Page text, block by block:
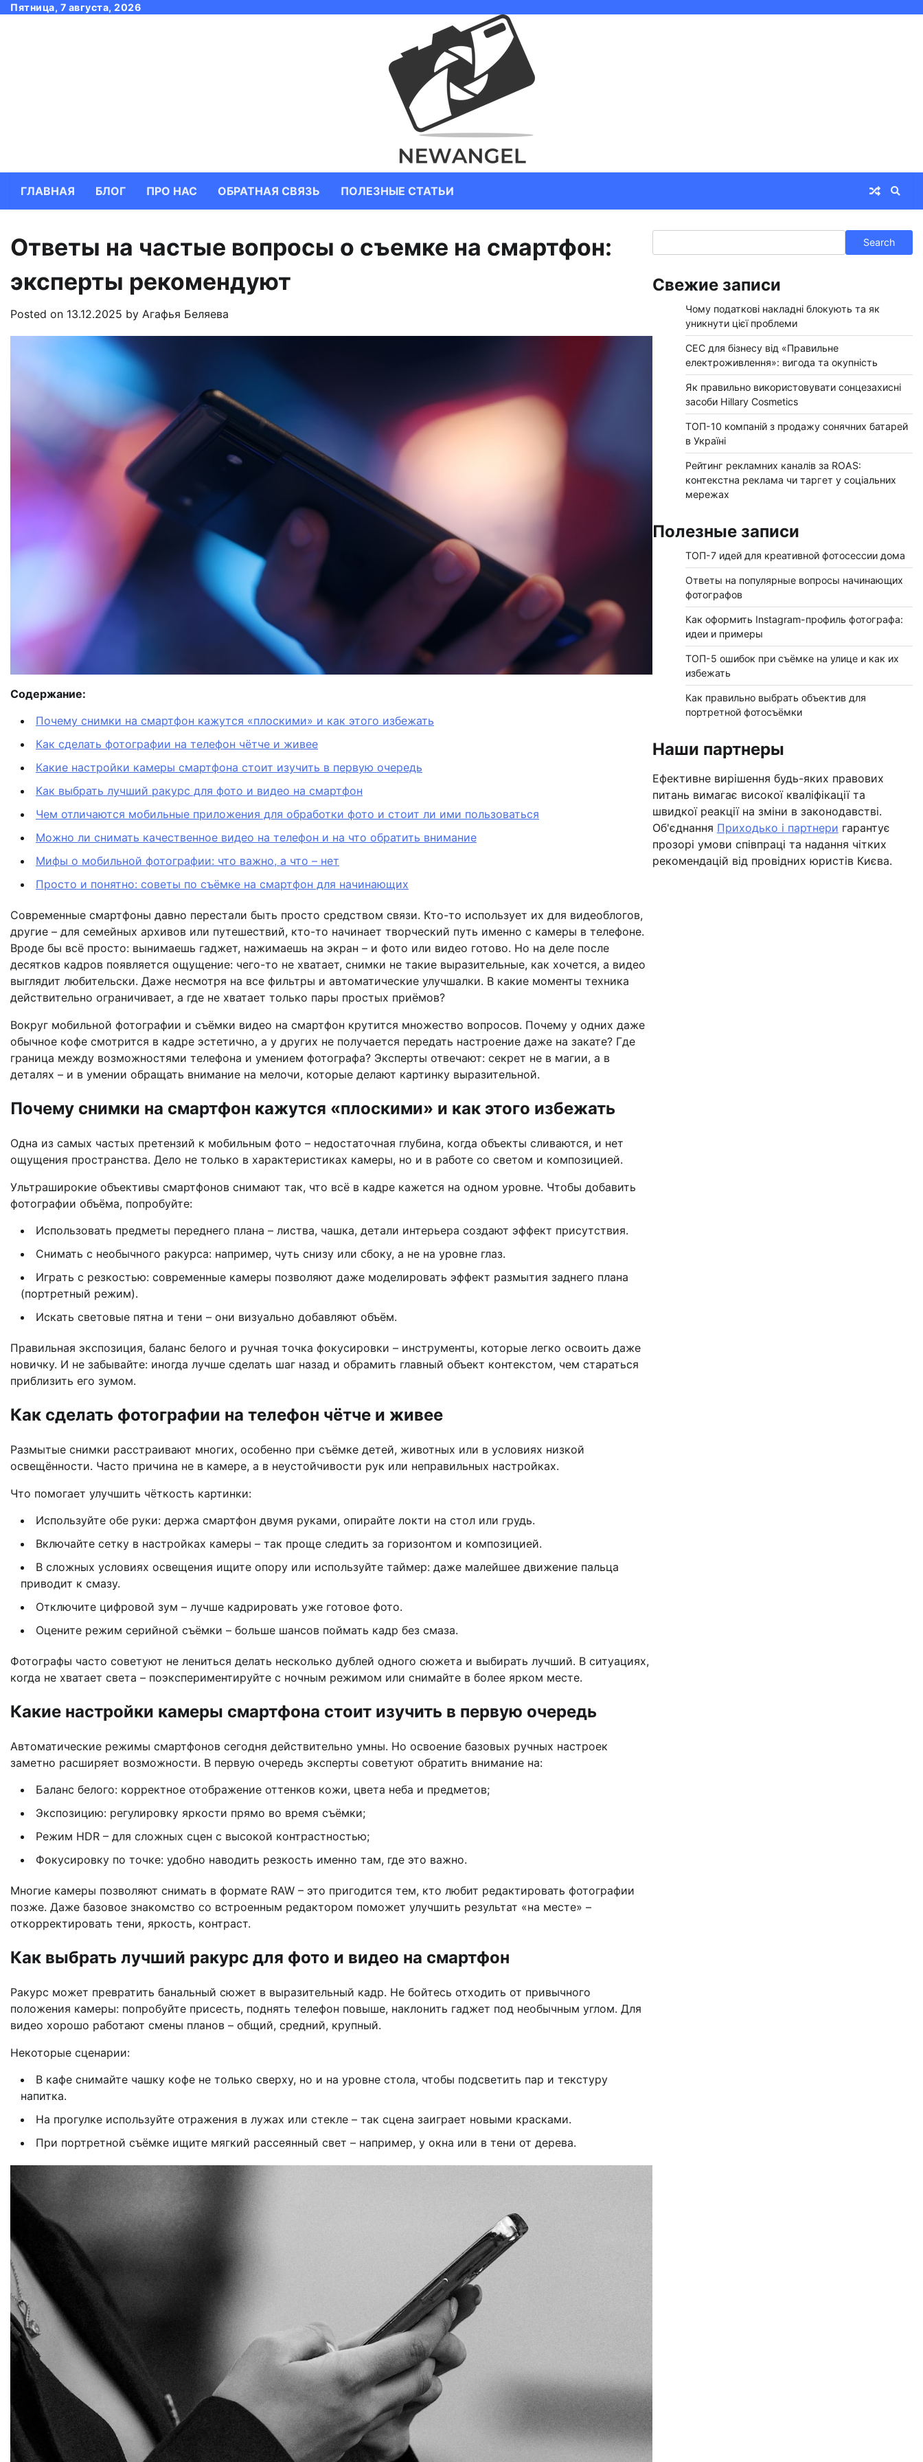
SkipПятница, 7 августа, 2026
ГЛАВНАЯ БЛОГ ПРО НАС ОБРАТНАЯ СВЯЗЬ ПОЛЕЗНЫЕ СТАТЬИ
Ответы на частые вопросы о съемке на смартфон:
эксперты рекомендуют
Posted on 13.12.2025 by Агафья Беляева
Содержание:
Почему снимки на смартфон кажутся «плоскими» и как этого избежать
Как сделать фотографии на телефон чётче и живее
Какие настройки камеры смартфона стоит изучить в первую очередь
Как выбрать лучший ракурс для фото и видео на смартфон
Чем отличаются мобильные приложения для обработки фото и стоит ли ими пользоваться
Можно ли снимать качественное видео на телефон и на что обратить внимание
Мифы о мобильной фотографии: что важно, а что – нет
Просто и понятно: советы по съёмке на смартфон для начинающих
Современные смартфоны давно перестали быть просто средством связи. Кто-то использует их для видеоблогов,
другие – для семейных архивов или путешествий, кто-то начинает творческий путь именно с камеры в телефоне.
Вроде бы всё просто: вынимаешь гаджет, нажимаешь на экран – и фото или видео готово. Но на деле после
десятков кадров появляется ощущение: чего-то не хватает, снимки не такие выразительные, как хочется, а видео
выглядит любительски. Даже несмотря на все фильтры и автоматические улучшалки. В какие моменты техника
действительно ограничивает, а где не хватает только пары простых приёмов?
Вокруг мобильной фотографии и съёмки видео на смартфон крутится множество вопросов. Почему у одних даже
обычное кофе смотрится в кадре эстетично, а у других не получается передать настроение даже на закате? Где
граница между возможностями телефона и умением фотографа? Эксперты отвечают: секрет не в магии, а в
деталях – и в умении обращать внимание на мелочи, которые делают картинку выразительной.
Почему снимки на смартфон кажутся «плоскими» и как этого избежать
Одна из самых частых претензий к мобильным фото – недостаточная глубина, когда объекты сливаются, и нет
ощущения пространства. Дело не только в характеристиках камеры, но и в работе со светом и композицией.
Ультраширокие объективы смартфонов снимают так, что всё в кадре кажется на одном уровне. Чтобы добавить
фотографии объёма, попробуйте:
Использовать предметы переднего плана – листва, чашка, детали интерьера создают эффект присутствия.
Снимать с необычного ракурса: например, чуть снизу или сбоку, а не на уровне глаз.
Игрaть с резкостью: современные камеры позволяют даже моделировать эффект размытия заднего плана
(портретный режим).
Искать световые пятна и тени – они визуально добавляют объём.
Правильная экспозиция, баланс белого и ручная точка фокусировки – инструменты, которые легко освоить даже
новичку. И не забывайте: иногда лучше сделать шаг назад и обрамить главный объект контекстом, чем стараться
приблизить его зумом.
Как сделать фотографии на телефон чётче и живее
Размытые снимки расстраивают многих, особенно при съёмке детей, животных или в условиях низкой
освещённости. Часто причина не в камере, а в неустойчивости рук или неправильных настройках.
Что помогает улучшить чёткость картинки:
Используйте обе руки: держа смартфон двумя руками, опирайте локти на стол или грудь.
Включайте сетку в настройках камеры – так проще следить за горизонтом и композицией.
В сложных условиях освещения ищите опору или используйте таймер: даже малейшее движение пальца
приводит к смазу.
Отключите цифровой зум – лучше кадрировать уже готовое фото.
Оцените режим серийной съёмки – больше шансов поймать кадр без смаза.
Фотографы часто советуют не лениться делать несколько дублей одного сюжета и выбирать лучший. В ситуациях,
когда не хватает света – поэкспериментируйте с ночным режимом или снимайте в более ярком месте.
Какие настройки камеры смартфона стоит изучить в первую очередь
Автоматические режимы смартфонов сегодня действительно умны. Но освоение базовых ручных настроек
заметно расширяет возможности. В первую очередь эксперты советуют обратить внимание на:
Баланс белого: корректное отображение оттенков кожи, цвета неба и предметов;
Экспозицию: регулировку яркости прямо во время съёмки;
Режим HDR – для сложных сцен с высокой контрастностью;
Фокусировку по точке: удобно наводить резкость именно там, где это важно.
Многие камеры позволяют снимать в формате RAW – это пригодится тем, кто любит редактировать фотографии
позже. Даже базовое знакомство со встроенным редактором поможет улучшить результат «на месте» –
откорректировать тени, яркость, контраст.
Как выбрать лучший ракурс для фото и видео на смартфон
Ракурс может превратить банальный сюжет в выразительный кадр. Не бойтесь отходить от привычного
положения камеры: попробуйте присесть, поднять телефон повыше, наклонить гаджет под необычным углом. Для
видео хорошо работают смены планов – общий, средний, крупный.
Некоторые сценарии:
В кафе снимайте чашку кофе не только сверху, но и на уровне стола, чтобы подсветить пар и текстуру
напитка.
На прогулке используйте отражения в лужах или стекле – так сцена заиграет новыми красками.
При портретной съёмке ищите мягкий рассеянный свет – например, у окна или в тени от дерева.
Search
Свежие записи
Чому податкові накладні блокують та як
уникнути цієї проблеми
СЕС для бізнесу від «Правильне
електроживлення»: вигода та окупність
Як правильно використовувати сонцезахисні
засоби Hillary Cosmetics
ТОП-10 компаній з продажу сонячних батарей
в Україні
Рейтинг рекламних каналів за ROAS:
контекстна реклама чи таргет у соціальних
мережах
Полезные записи
ТОП-7 идей для креативной фотосессии дома
Ответы на популярные вопросы начинающих
фотографов
Как оформить Instagram-профиль фотографа:
идеи и примеры
ТОП-5 ошибок при съёмке на улице и как их
избежать
Как правильно выбрать объектив для
портретной фотосъёмки
Наши партнеры
Ефективне вирішення будь-яких правових
питань вимагає високої кваліфікації та
швидкої реакції на зміни в законодавстві.
Об'єднання Приходько і партнери гарантує
прозорі умови співпраці та надання чітких
рекомендацій від провідних юристів Києва.